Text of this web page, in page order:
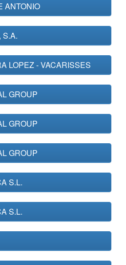
ANTONIO
S.A.
LOPEZ - VACARISSES
GROUP
GROUP
GROUP
S.L.
S.L.